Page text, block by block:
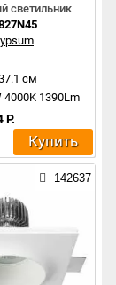
светильник
см
4000K 1390Lm
Р.
Купить
142637